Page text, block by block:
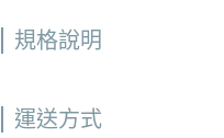
規格說明
運送方式